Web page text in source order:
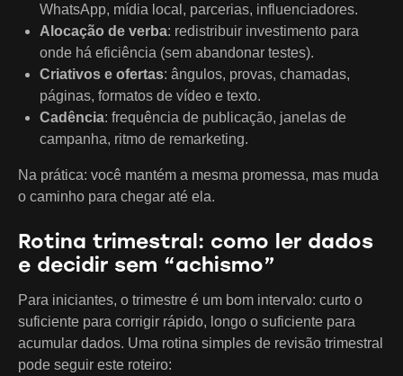
WhatsApp, mídia local, parcerias, influenciadores.
Alocação de verba: redistribuir investimento para
onde há eficiência (sem abandonar testes).
Criativos e ofertas: ângulos, provas, chamadas,
páginas, formatos de vídeo e texto.
Cadência: frequência de publicação, janelas de
campanha, ritmo de remarketing.
Na prática: você mantém a mesma promessa, mas muda
o caminho para chegar até ela.
Rotina trimestral: como ler dados
e decidir sem “achismo”
Para iniciantes, o trimestre é um bom intervalo: curto o
suficiente para corrigir rápido, longo o suficiente para
acumular dados. Uma rotina simples de revisão trimestral
pode seguir este roteiro: